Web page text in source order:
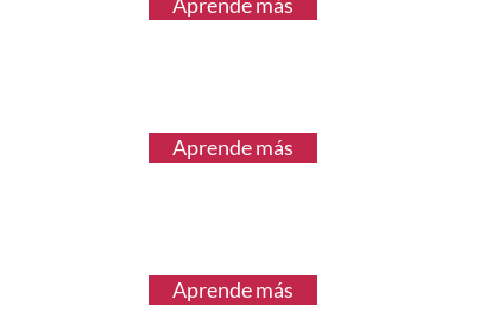
Aprende más
Aprende más